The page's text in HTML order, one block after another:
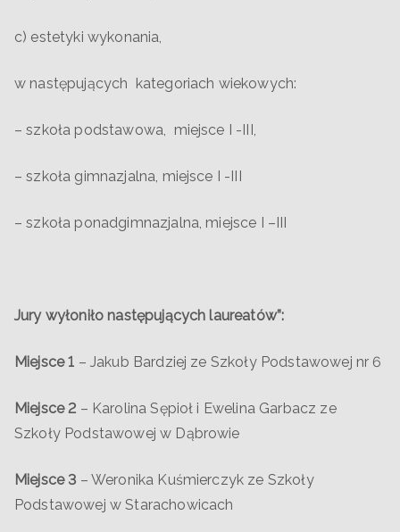
c) estetyki wykonania,
w następujących kategoriach wiekowych:
– szkoła podstawowa, miejsce I -III,
– szkoła gimnazjalna, miejsce I -III
– szkoła ponadgimnazjalna, miejsce I –III
Jury wyłoniło następujących laureatów”:
Miejsce 1 – Jakub Bardziej ze Szkoły Podstawowej nr 6
Miejsce 2 – Karolina Sępioł i Ewelina Garbacz ze
Szkoły Podstawowej w Dąbrowie
Miejsce 3 – Weronika Kuśmierczyk ze Szkoły
Podstawowej w Starachowicach